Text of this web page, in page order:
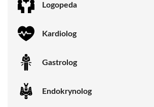
Logopeda
Kardiolog
Gastrolog
Endokrynolog